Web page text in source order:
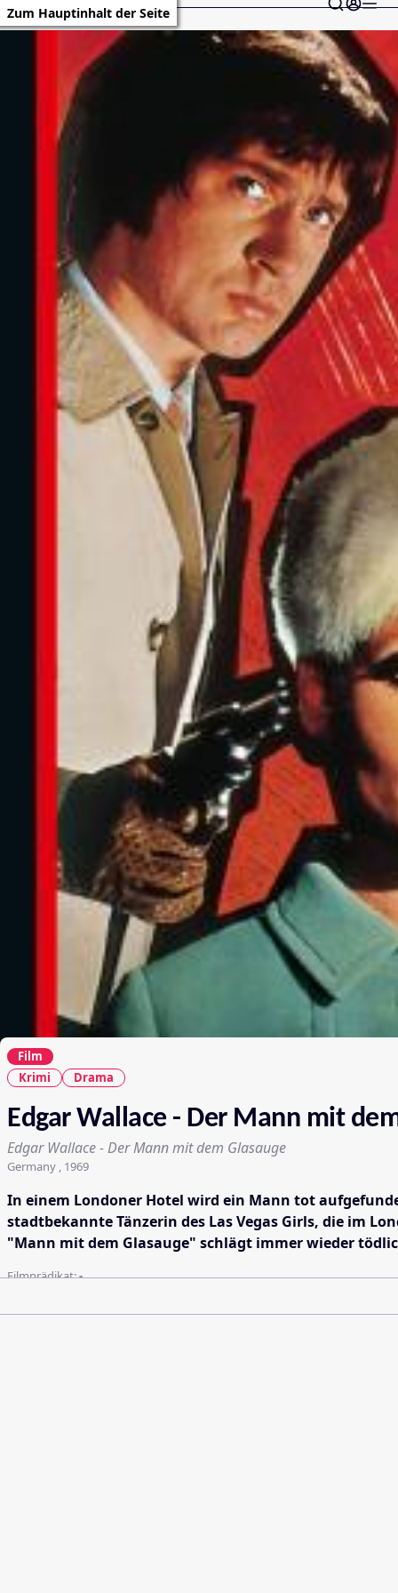
Zum Hauptinhalt der Seite
Film
Krimi
Drama
Edgar Wallace - Der Mann mit
Edgar Wallace - Der Mann mit dem Glasauge
Germany , 1969
In einem Londoner Hotel wird ein Mann tot
stadtbekannte Tänzerin des Las Vegas Girls, die im
"Mann mit dem Glasauge" schlägt immer wieder
Filmprädikat:-